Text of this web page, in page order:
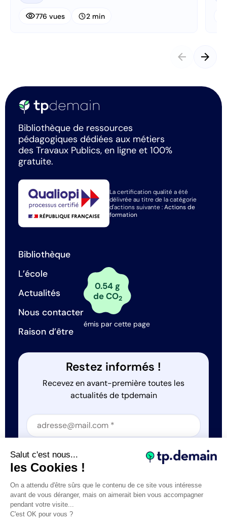
visibility776 vues schedule2 min
arrow_back arrow_forward
Bibliothèque de ressources
pédagogiques dédiées aux métiers
des Travaux Publics, en ligne et 100%
gratuite.
La certification qualité a été
délivrée au titre de la catégorie
d'actions suivante :Actions de
formation
Bibliothèque
L’école
Actualités
Nous contacter
Raison d’être
0.54 g
de CO2
émis par cette page
Restez informés !
Recevez en avant-première toutes les
actualités de tpdemain
Section
Section
J'accepte que tp.demain utilise mes informations
Salut c'est nous...
les Cookies !
On a attendu d'être sûrs que le contenu de ce site vous intéresse
avant de vous déranger, mais on aimerait bien vous accompagner
pendant votre visite...
C'est OK pour vous ?